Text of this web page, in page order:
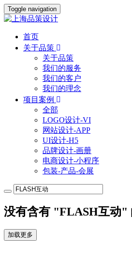
Toggle navigation
首页
关于品策
关于品策
我们的服务
我们的客户
我们的理念
项目案例
全部
LOGO设计-VI
网站设计-APP
UI设计-H5
品牌设计-画册
电商设计-小程序
包装-产品-会展
没有含有 "FLASH互动"
加载更多